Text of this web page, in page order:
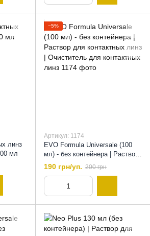
линз
мл
−5%
Артикул: 1174
EVO Formula Universale (100
мл) - без контейнера | Раствор
для контактных линз |
Очиститель для контактных
190 грн/уп. 200 грн